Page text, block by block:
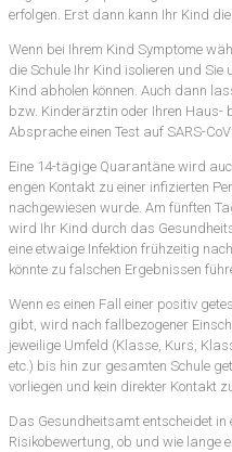
erfolgen. Erst dann kann Ihr Kind
Wenn bei Ihrem Kind Symptome
die Schule Ihr Kind isolieren und
Kind abholen können. Auch dann
bzw. Kinderärztin oder Ihren Haus-
Absprache einen Test auf SARS-
Eine 14-tägige Quarantäne wird
engen Kontakt zu einer infizierten
nachgewiesen wurde. Am fünften
wird Ihr Kind durch das
eine etwaige Infektion frühzeitig
könnte zu falschen Ergebnissen
Wenn es einen Fall einer positiv
gibt, wird nach fallbezogener
jeweilige Umfeld (Klasse, Kurs,
etc.) bis hin zur gesamten Schule
vorliegen und kein direkter Kontakt
Das Gesundheitsamt entscheidet
Risikobewertung, ob und wie lange